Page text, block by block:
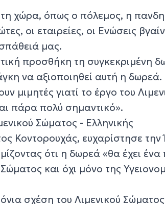
χώρα, όπως ο πόλεμος, η
οι εταιρείες, οι Ενώσεις
μας.
προσθήκη τη συγκεκριμένη
να αξιοποιηθεί αυτή η δωρεά.
μιμητές γιατί το έργο του
πάρα πολύ σημαντικό».
Σώματος - Ελληνικής
Κοντορουχάς, ευχαρίστησε
ότι η δωρεά «θα έχει ένα
και όχι μόνο της
σχέση του Λιμενικού